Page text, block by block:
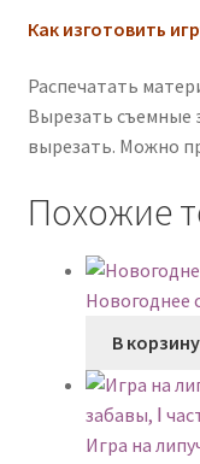
Как изготовить
Распечатать
Вырезать съемные
вырезать. Можно
Похожие
Новогоднее
В корзину
Игра на